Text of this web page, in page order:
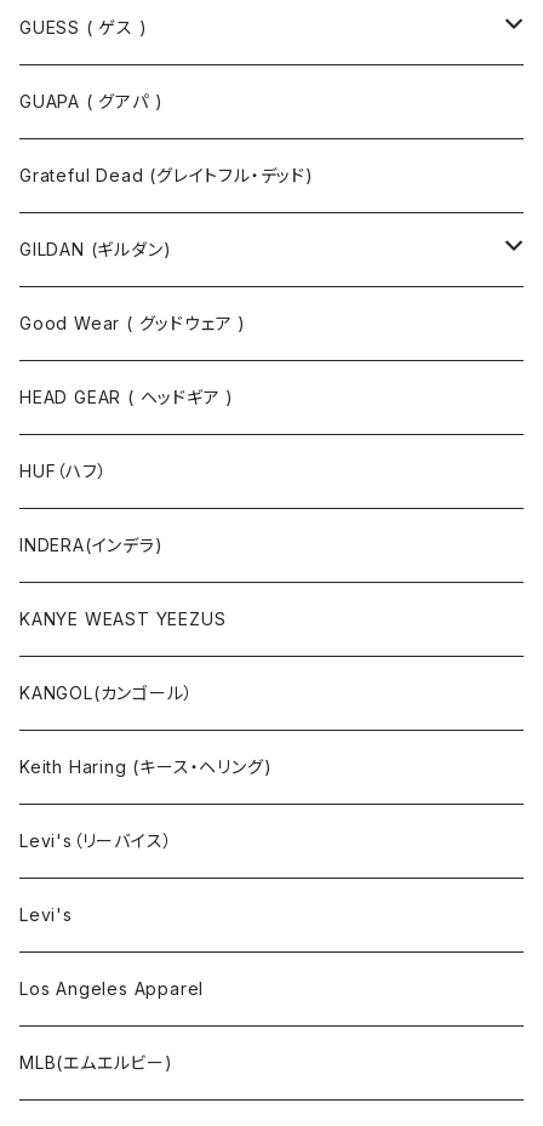
Tシャツ
半袖Tシャツ
長袖Tシャツ
ポロシャツ
シャツ
スウェット
パーカ
ジャケット
ニット
ボトムス
セットアップ
小物・雑貨
タンクトップ
コート
靴下
GUESS ( ゲス )
ジャケット
GUAPA ( グアパ )
Grateful Dead (グレイトフル・デッド)
GILDAN (ギルダン)
ソックス
Good Wear ( グッドウェア )
HEAD GEAR ( ヘッドギア )
HUF（ハフ）
INDERA(インデラ)
KANYE WEAST YEEZUS
KANGOL(カンゴール）
Keith Haring (キース・ヘリング)
Levi's（リーバイス）
Levi's
Los Angeles Apparel
MLB(エムエルビー)